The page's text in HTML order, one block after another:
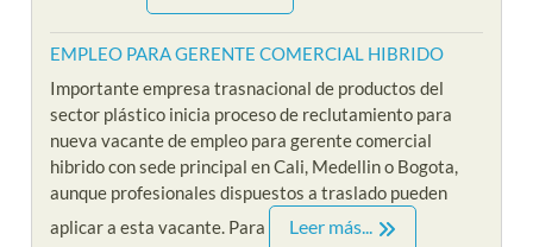
EMPLEO PARA GERENTE COMERCIAL HIBRIDO
Importante empresa trasnacional de productos del
sector plástico inicia proceso de reclutamiento para
nueva vacante de empleo para gerente comercial
hibrido con sede principal en Cali, Medellin o Bogota,
aunque profesionales dispuestos a traslado pueden
aplicar a esta vacante. Para
Leer más...